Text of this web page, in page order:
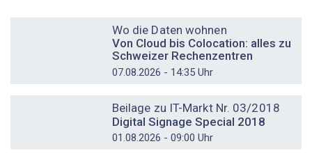
Wo die Daten wohnen
Von Cloud bis Colocation: alles zu
Schweizer Rechenzentren
07.08.2026 - 14:35 Uhr
Beilage zu IT-Markt Nr. 03/2018
Digital Signage Special 2018
01.08.2026 - 09:00 Uhr